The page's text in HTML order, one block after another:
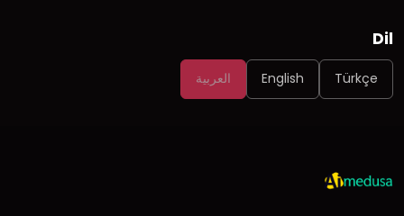
Dil
Türkçe
English العربية